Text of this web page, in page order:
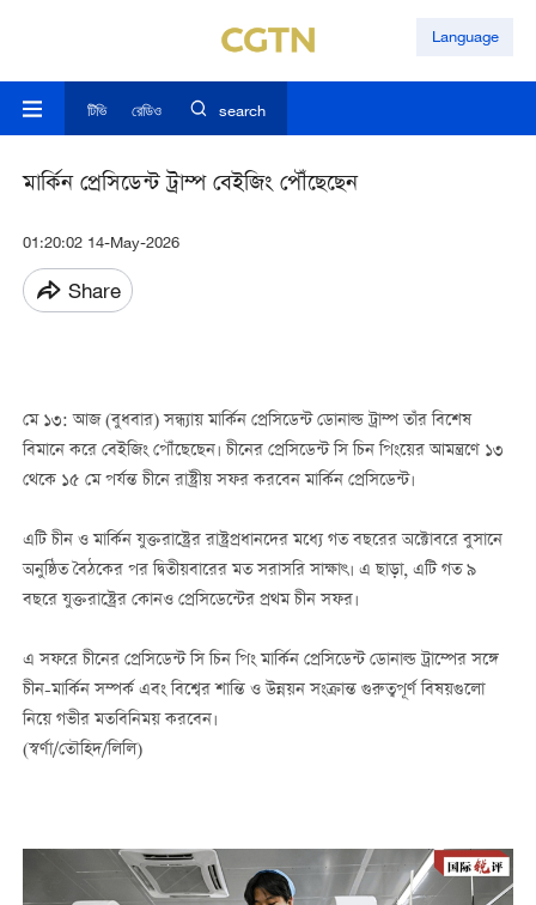
Language
টিভি রেডিও search
মার্কিন প্রেসিডেন্ট ট্রাম্প বেইজিং পৌঁছেছেন
01:20:02 14-May-2026
Share
মে ১৩: আজ (বুধবার) সন্ধ্যায় মার্কিন প্রেসিডেন্ট ডোনাল্ড ট্রাম্প তাঁর বিশেষ
বিমানে করে বেইজিং পৌঁছেছেন। চীনের প্রেসিডেন্ট সি চিন পিংয়ের আমন্ত্রণে ১৩
থেকে ১৫ মে পর্যন্ত চীনে রাষ্ট্রীয় সফর করবেন মার্কিন প্রেসিডেন্ট।
এটি চীন ও মার্কিন যুক্তরাষ্ট্রের রাষ্ট্রপ্রধানদের মধ্যে গত বছরের অক্টোবরে বুসানে
অনুষ্ঠিত বৈঠকের পর দ্বিতীয়বারের মত সরাসরি সাক্ষাৎ। এ ছাড়া, এটি গত ৯
বছরে যুক্তরাষ্ট্রের কোনও প্রেসিডেন্টের প্রথম চীন সফর।
এ সফরে চীনের প্রেসিডেন্ট সি চিন পিং মার্কিন প্রেসিডেন্ট ডোনাল্ড ট্রাম্পের সঙ্গে
চীন-মার্কিন সম্পর্ক এবং বিশ্বের শান্তি ও উন্নয়ন সংক্রান্ত গুরুত্বপূর্ণ বিষয়গুলো
নিয়ে গভীর মতবিনিময় করবেন।
(স্বর্ণা/তৌহিদ/লিলি)